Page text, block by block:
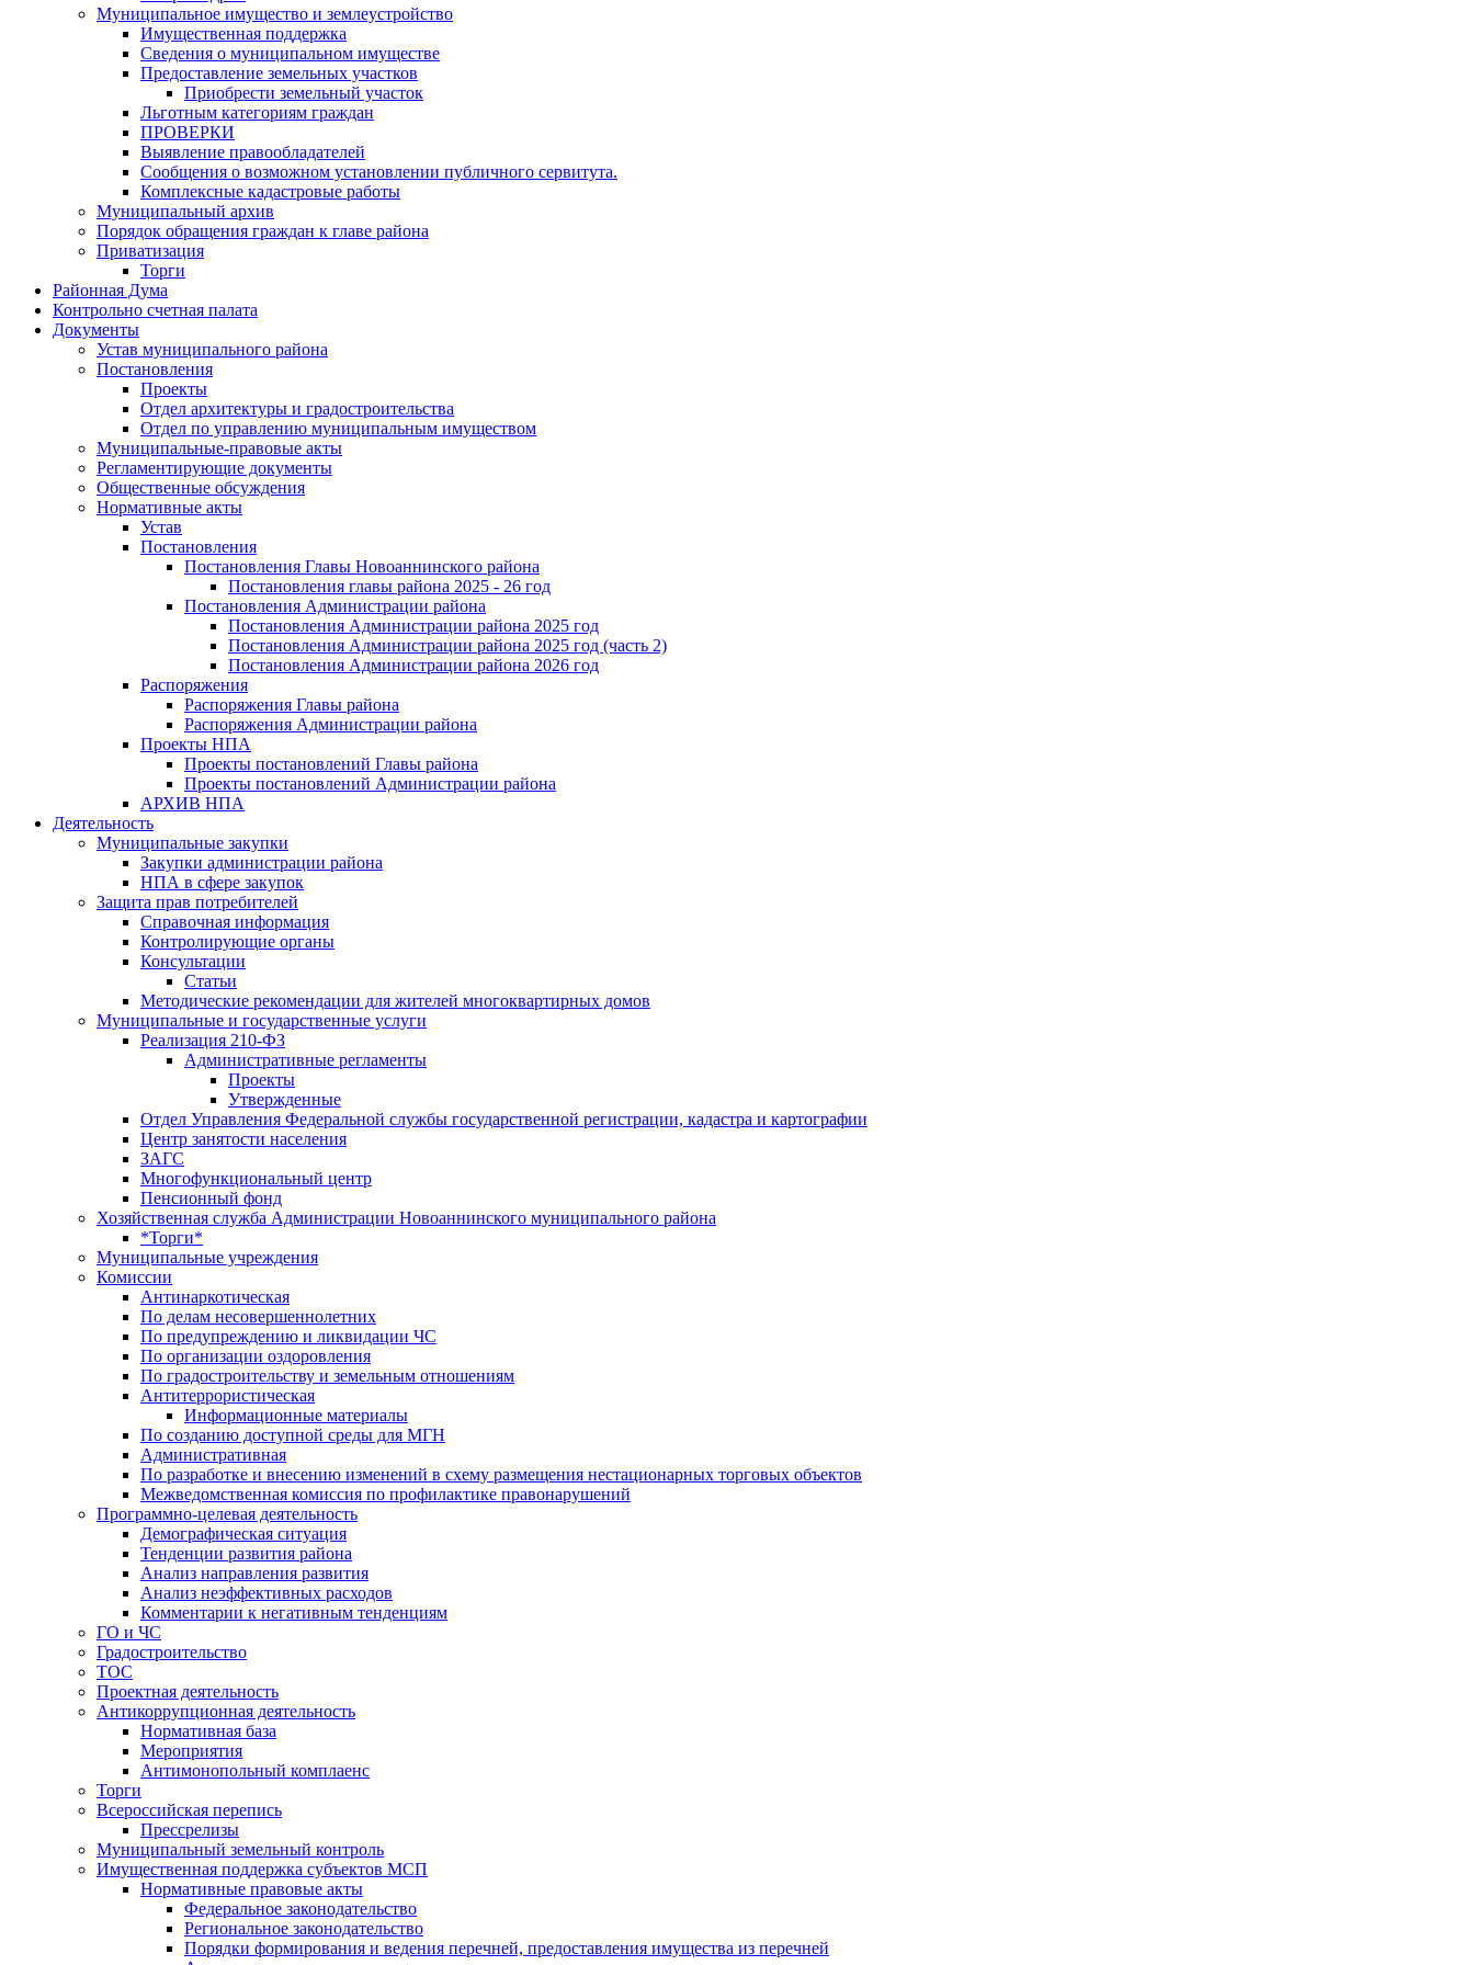
Муниципальное имущество и землеустройство
Имущественная поддержка
Сведения о муниципальном имуществе
Предоставление земельных участков
Приобрести земельный участок
Льготным категориям граждан
ПРОВЕРКИ
Выявление правообладателей
Сообщения о возможном установлении публичного сервитута.
Комплексные кадастровые работы
Муниципальный архив
Порядок обращения граждан к главе района
Приватизация
Торги
Районная Дума
Контрольно счетная палата
Документы
Устав муниципального района
Постановления
Проекты
Отдел архитектуры и градостроительства
Отдел по управлению муниципальным имуществом
Муниципальные-правовые акты
Регламентирующие документы
Общественные обсуждения
Нормативные акты
Устав
Постановления
Постановления Главы Новоаннинского района
Постановления главы района 2025 - 26 год
Постановления Администрации района
Постановления Администрации района 2025 год
Постановления Администрации района 2025 год (часть 2)
Постановления Администрации района 2026 год
Распоряжения
Распоряжения Главы района
Распоряжения Администрации района
Проекты НПА
Проекты постановлений Главы района
Проекты постановлений Администрации района
АРХИВ НПА
Деятельность
Муниципальные закупки
Закупки администрации района
НПА в сфере закупок
Защита прав потребителей
Справочная информация
Контролирующие органы
Консультации
Статьи
Методические рекомендации для жителей многоквартирных домов
Муниципальные и государственные услуги
Реализация 210-ФЗ
Административные регламенты
Проекты
Утвержденные
Отдел Управления Федеральной службы государственной регистрации, кадастра и картографии
Центр занятоcти населения
ЗАГС
Многофункциональный центр
Пенсионный фонд
Хозяйственная служба Администрации Новоаннинского муниципального района
*Торги*
Муниципальные учреждения
Комиссии
Антинаркотическая
По делам несовершеннолетних
По предупреждению и ликвидации ЧС
По организации оздоровления
По градостроительству и земельным отношениям
Антитеррористическая
Информационные материалы
По созданию доступной среды для МГН
Административная
По разработке и внесению изменений в схему размещения нестационарных торговых объектов
Межведомственная комиссия по профилактике правонарушений
Программно-целевая деятельность
Демографическая ситуация
Тенденции развития района
Анализ направления развития
Анализ неэффективных расходов
Комментарии к негативным тенденциям
ГО и ЧС
Градостроительство
ТОС
Проектная деятельность
Антикоррупционная деятельность
Нормативная база
Мероприятия
Антимонопольный комплаенс
Торги
Всероссийская перепись
Прессрелизы
Муниципальный земельный контроль
Имущественная поддержка субъектов МСП
Нормативные правовые акты
Федеральное законодательство
Региональное законодательство
Порядки формирования и ведения перечней, предоставления имущества из перечней